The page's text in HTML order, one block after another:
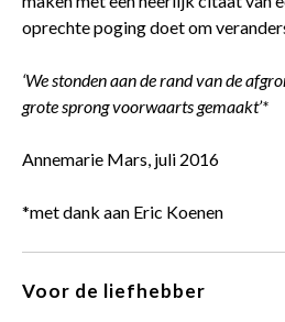
oprechte poging doet om
‘We stonden aan de rand van de
grote sprong voorwaarts gemaakt’*
Annemarie Mars, juli 2016
*met dank aan Eric Koenen
Voor de liefhebber